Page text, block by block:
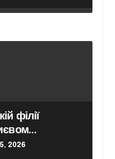
філії
цвіль,
2026